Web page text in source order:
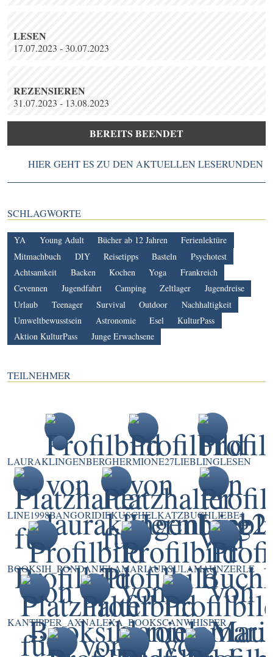
LESEN
17.07.2023 - 30.07.2023
REZENSIEREN
31.07.2023 - 13.08.2023
BEREITS BEENDET
HIER GEHT ES ZU DEN AKTUELLEN LESERUNDEN
SCHLAGWORTE
YA Young Adult Bücher ab 12 Jahren
Ferienlektüre
Mitmachbuch
DIY Reisetipps Basteln
Psychotest
Achtsamkeit
Backen Kochen Yoga
Frankreich
Cevennen
Jugendfahrt Camping Zeltlager
Jugendreise
Urlaub
Teenager Survival Outdoor
Nachhaltigkeit
Umweltbewusstsein
Astronomie Esel
KulturPass
Aktion KulturPass
Junge Erwachsene
TEILNEHMER
LAURAKLINGENBERGHERMIONE27LIEBLINGLESEN
LINE1998BANGORIDIEKUSCHELKATZBUCHLIEBE4
BOOKSIH_RONDANIELAMARIAURSULAMAUNZERLE
KANTIPPER _AXNALEXA_ BOOKSCANWHISPER